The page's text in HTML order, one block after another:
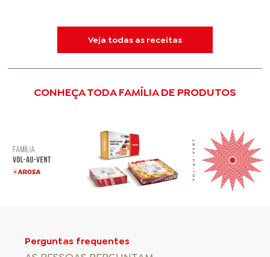
Veja todas as receitas
CONHEÇA TODA FAMÍLIA DE PRODUTOS
Perguntas frequentes